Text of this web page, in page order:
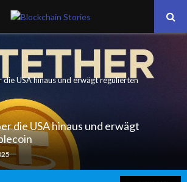
USA hinaus und erwägt regulierten
die USA hinaus und erwägt